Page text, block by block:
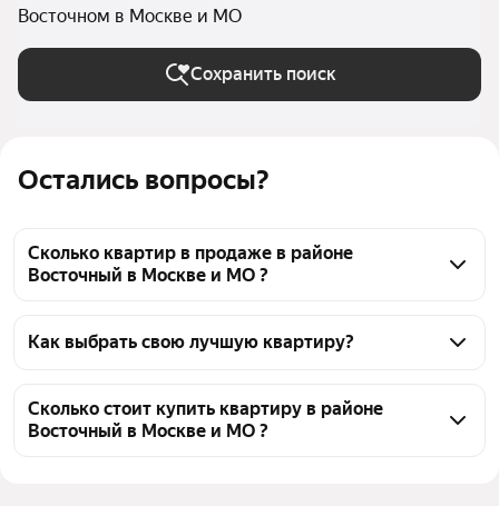
Остались вопросы?
Сколько квартир в продаже в районе
Восточный в Москве и МО ?
Восточный в Москве и МО 31 квартира, из них 1
Как выбрать свою лучшую квартиру?
Восточный, воспользуйтесь тепловой картой для
оценки инфраструктуры и транспортной
Сколько стоит купить квартиру в районе
Восточный в Москве и МО ?
Восточном в Москве и МО
Сохранить поиск